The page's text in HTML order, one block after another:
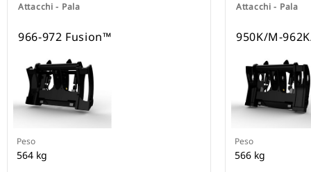
Attacchi - Pala
966-972 Fusion™
Peso
564 kg
Attacchi - Pala
950K/M-
Peso
566 kg